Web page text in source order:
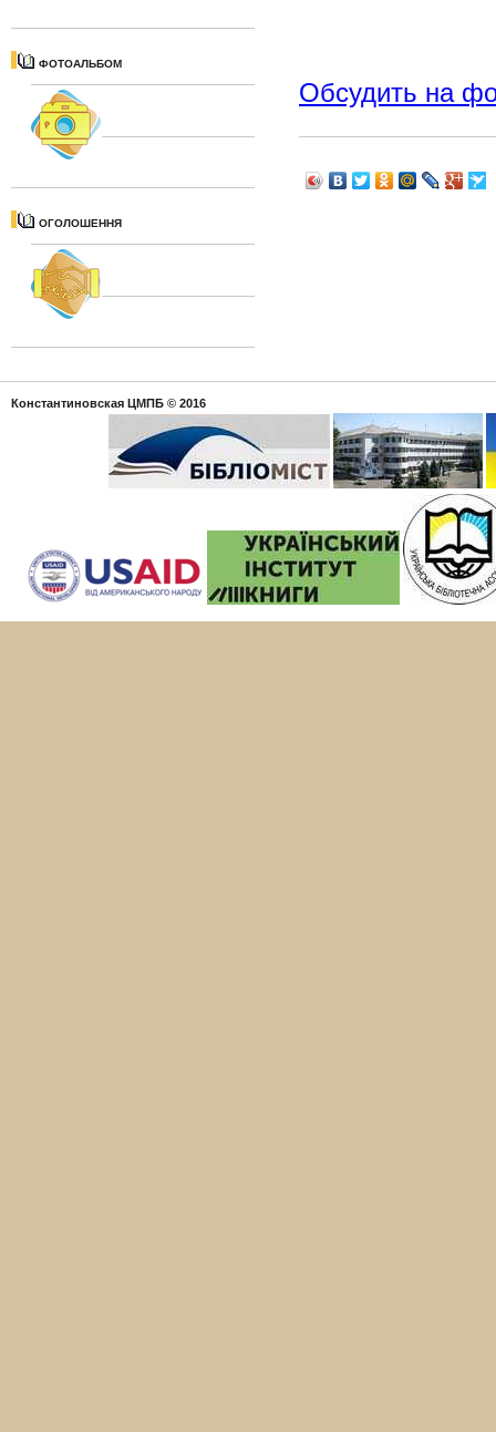
ФОТОАЛЬБОМ
ОГОЛОШЕННЯ
Обсудить на
Константиновская ЦМПБ © 2016